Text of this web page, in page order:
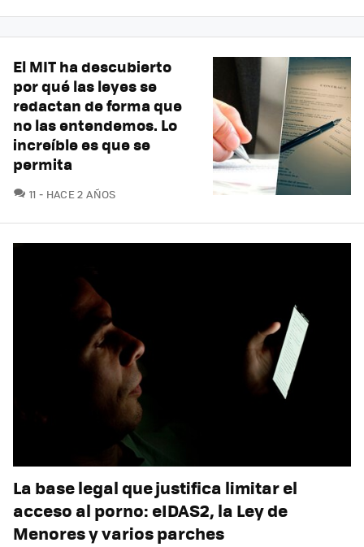
El MIT ha descubierto
por qué las leyes se
redactan de forma que
no las entendemos. Lo
increíble es que se
permita
11 COMENTARIOS
HACE 2 AÑOS
La base legal que justifica limitar el
acceso al porno: eIDAS2, la Ley de
Menores y varios parches